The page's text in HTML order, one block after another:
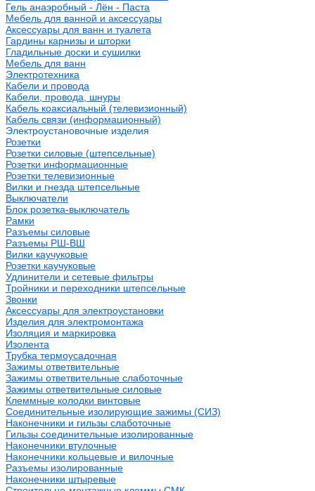
Гель анаэробный - Лён - Паста
Мебель для ванной и аксессуары
Аксессуары для ванн и туалета
Гардины карнизы и шторки
Гладильные доски и сушилки
Мебель для ванн
Электротехника
Кабели и провода
Кабели, провода, шнуры
Кабель коаксиальный (телевизионный)
Кабель связи (информационный)
Электроустановочные изделия
Розетки
Розетки силовые (штепсельные)
Розетки информационные
Розетки телевизионные
Вилки и гнезда штепсельные
Выключатели
Блок розетка-выключатель
Рамки
Разъемы силовые
Разъемы РШ-ВШ
Вилки каучуковые
Розетки каучуковые
Удлинители и сетевые фильтры
Тройники и переходники штепсельные
Звонки
Аксессуары для электроустановки
Изделия для электромонтажа
Изоляция и маркировка
Изолента
Трубка термоусадочная
Зажимы ответвительные
Зажимы ответвительные слаботочные
Зажимы ответвительные силовые
Клеммные колодки винтовые
Соединительные изолирующие зажимы (СИЗ)
Наконечники и гильзы слаботочные
Гильзы соединительные изолированные
Наконечники втулочные
Наконечники кольцевые и вилочные
Разъемы изолированные
Наконечники штыревые